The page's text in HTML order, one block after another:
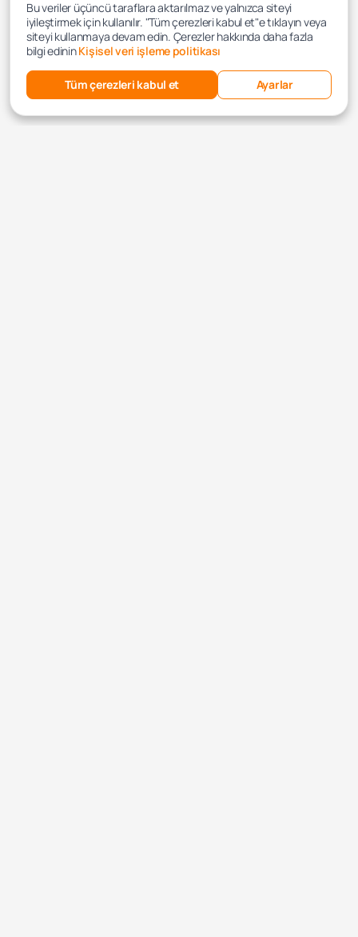
Bu veriler üçüncü taraflara aktarılmaz ve yalnızca siteyi
iyileştirmek için kullanılır. "Tüm çerezleri kabul et"e tıklayın veya
siteyi kullanmaya devam edin. Çerezler hakkında daha fazla
bilgi edininKişisel veri işleme politikası
Tüm çerezleri kabul et Ayarlar